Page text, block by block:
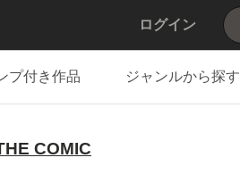
ログイン
プ付き作品 ジャンルから探す
COMIC